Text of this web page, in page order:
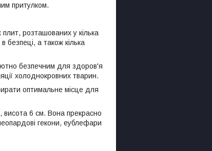
притулком.
розташованих у кілька
безпеці, а також кілька
безпечним для здоров'я
холоднокровних тварин.
оптимальне місце для
6 см. Вона прекрасно
гекони, еублефари